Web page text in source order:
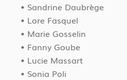
• Sandrine Daubrège
• Lore Fasquel
• Marie Gosselin
• Fanny Goube
• Lucie Massart
• Sonia Poli